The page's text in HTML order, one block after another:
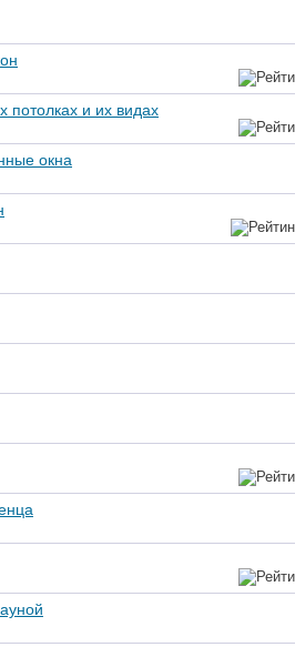
потолках и их видах
окна